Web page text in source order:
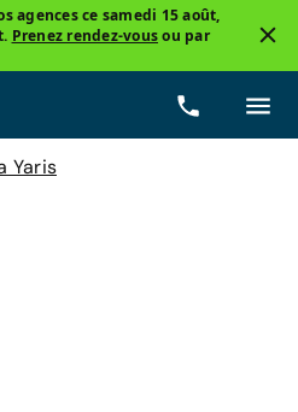
agences ce samedi 15 août,
Prenez rendez-vousou par
Yaris